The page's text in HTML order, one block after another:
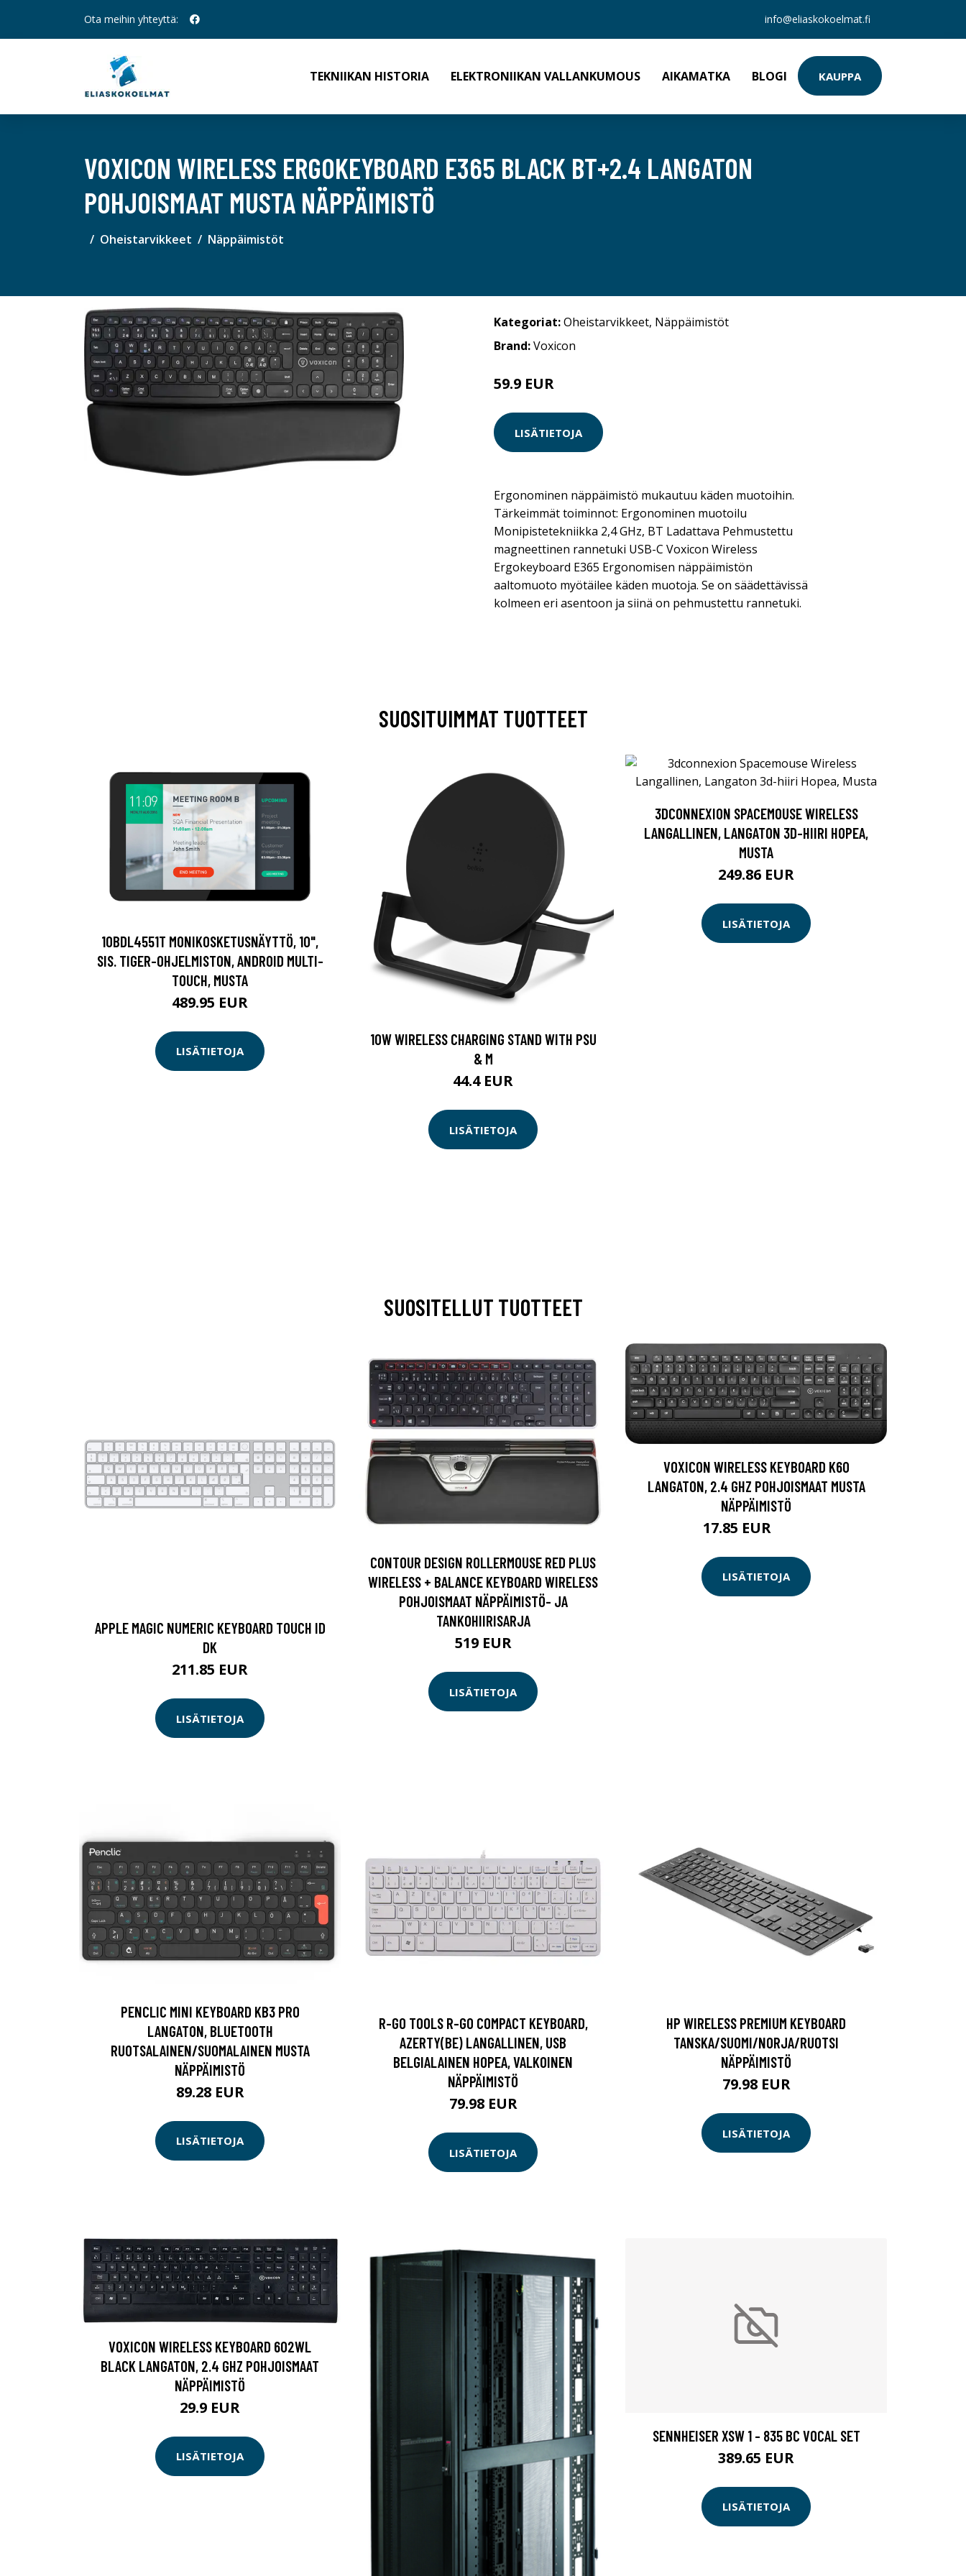
Ota meihin yhteyttä: info@eliaskokoelmat.fi
TEKNIIKAN HISTORIA ELEKTRONIIKAN VALLANKUMOUS AIKAMATKA BLOGI KAUPPA
VOXICON WIRELESS ERGOKEYBOARD E365 BLACK BT+2.4 LANGATON
POHJOISMAAT MUSTA NÄPPÄIMISTÖ
Oheistarvikkeet Näppäimistöt
Kategoriat:Oheistarvikkeet, Näppäimistöt
Brand:Voxicon
59.9 EUR
LISÄTIETOJA
Ergonominen näppäimistö mukautuu käden muotoihin.
Tärkeimmät toiminnot: Ergonominen muotoilu
Monipistetekniikka 2,4 GHz, BT Ladattava Pehmustettu
magneettinen rannetuki USB-C Voxicon Wireless
Ergokeyboard E365 Ergonomisen näppäimistön
aaltomuoto myötäilee käden muotoja. Se on säädettävissä
kolmeen eri asentoon ja siinä on pehmustettu rannetuki.
SUOSITUIMMAT TUOTTEET
10BDL4551T MONIKOSKETUSNÄYTTÖ, 10",
SIS. TIGER-OHJELMISTON, ANDROID MULTI-
TOUCH, MUSTA
489.95 EUR
LISÄTIETOJA
10W WIRELESS CHARGING STAND WITH PSU
& M
44.4 EUR
LISÄTIETOJA
3DCONNEXION SPACEMOUSE WIRELESS
LANGALLINEN, LANGATON 3D-HIIRI HOPEA,
MUSTA
249.86 EUR
LISÄTIETOJA
SUOSITELLUT TUOTTEET
APPLE MAGIC NUMERIC KEYBOARD TOUCH ID
DK
211.85 EUR
LISÄTIETOJA
CONTOUR DESIGN ROLLERMOUSE RED PLUS
WIRELESS + BALANCE KEYBOARD WIRELESS
POHJOISMAAT NÄPPÄIMISTÖ- JA
TANKOHIIRISARJA
519 EUR
LISÄTIETOJA
VOXICON WIRELESS KEYBOARD K60
LANGATON, 2.4 GHZ POHJOISMAAT MUSTA
NÄPPÄIMISTÖ
17.85 EUR
LISÄTIETOJA
PENCLIC MINI KEYBOARD KB3 PRO
LANGATON, BLUETOOTH
RUOTSALAINEN/SUOMALAINEN MUSTA
NÄPPÄIMISTÖ
89.28 EUR
LISÄTIETOJA
R-GO TOOLS R-GO COMPACT KEYBOARD,
AZERTY(BE) LANGALLINEN, USB
BELGIALAINEN HOPEA, VALKOINEN
NÄPPÄIMISTÖ
79.98 EUR
LISÄTIETOJA
HP WIRELESS PREMIUM KEYBOARD
TANSKA/SUOMI/NORJA/RUOTSI
NÄPPÄIMISTÖ
79.98 EUR
LISÄTIETOJA
VOXICON WIRELESS KEYBOARD 602WL
BLACK LANGATON, 2.4 GHZ POHJOISMAAT
NÄPPÄIMISTÖ
29.9 EUR
LISÄTIETOJA
SENNHEISER XSW 1 - 835 BC VOCAL SET
389.65 EUR
LISÄTIETOJA